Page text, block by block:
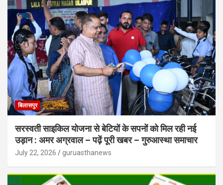
बिलासपुर
सरस्वती साइकिल योजना से बेटियों के सपनों को मिल रही नई
उड़ान : अमर अग्रवाल – पढ़ें पूरी खबर – गुरुआस्था समाचार
July 22, 2026 guruasthanews